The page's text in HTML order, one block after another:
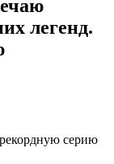
легенд.
серию